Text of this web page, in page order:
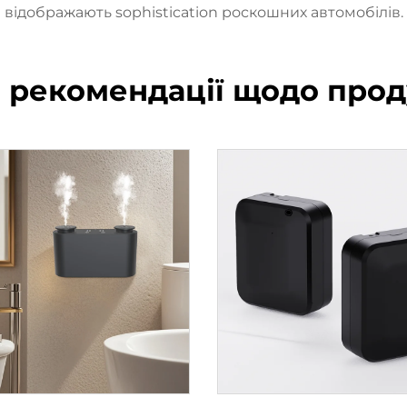
відображають sophіstication роскошних автомобілів.
рекомендації щодо